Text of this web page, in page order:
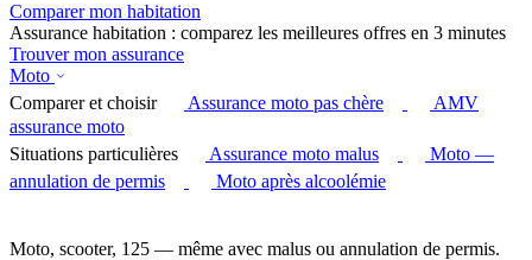
Comparer mon habitation
Assurance habitation : comparez les meilleures offres en 3 minutes
Trouver mon assurance
Moto
Comparer et choisir
Assurance moto pas chère
AMV
assurance moto
Situations particulières
Assurance moto malus
Moto —
annulation de permis
Moto après alcoolémie
Moto, scooter, 125 — même avec malus ou annulation de permis.